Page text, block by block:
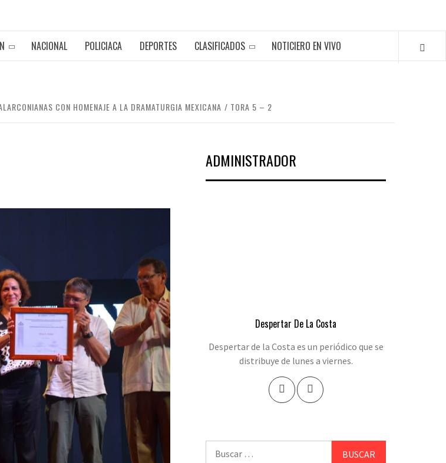
NACIONAL POLICIACA DEPORTES CLASIFICADOS NOTICIERO EN VIVO
CON HOMENAJE A LA DRAMATURGIA MEXICANA TORA 5 – 2
ADMINISTRADOR
Despertar De La Costa
Despertar de la Costa es un periódico que se
distribuye de lunes a viernes.